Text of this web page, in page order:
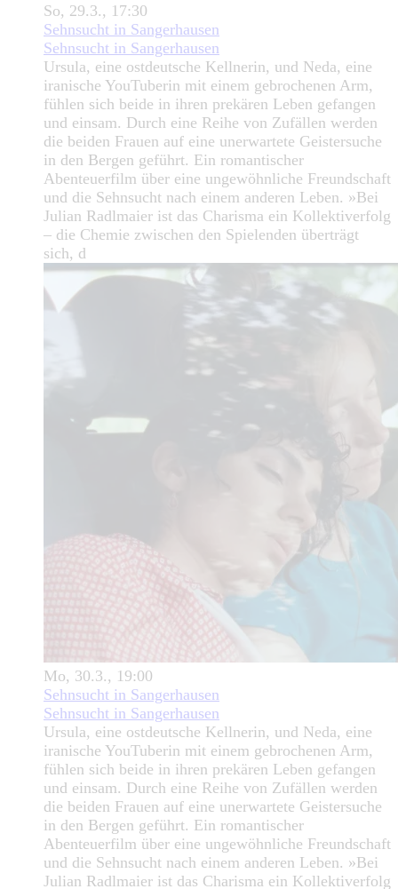
So, 29.3., 17:30
Sehnsucht in Sangerhausen
Sehnsucht in Sangerhausen
Ursula, eine ostdeutsche Kellnerin, und Neda, eine
iranische YouTuberin mit einem gebrochenen Arm,
fühlen sich beide in ihren prekären Leben gefangen
und einsam. Durch eine Reihe von Zufällen werden
die beiden Frauen auf eine unerwartete Geistersuche
in den Bergen geführt. Ein romantischer
Abenteuerfilm über eine ungewöhnliche Freundschaft
und die Sehnsucht nach einem anderen Leben. »Bei
Julian Radlmaier ist das Charisma ein Kollektiverfolg
– die Chemie zwischen den Spielenden überträgt
sich, d
Mo, 30.3., 19:00
Sehnsucht in Sangerhausen
Sehnsucht in Sangerhausen
Ursula, eine ostdeutsche Kellnerin, und Neda, eine
iranische YouTuberin mit einem gebrochenen Arm,
fühlen sich beide in ihren prekären Leben gefangen
und einsam. Durch eine Reihe von Zufällen werden
die beiden Frauen auf eine unerwartete Geistersuche
in den Bergen geführt. Ein romantischer
Abenteuerfilm über eine ungewöhnliche Freundschaft
und die Sehnsucht nach einem anderen Leben. »Bei
Julian Radlmaier ist das Charisma ein Kollektiverfolg